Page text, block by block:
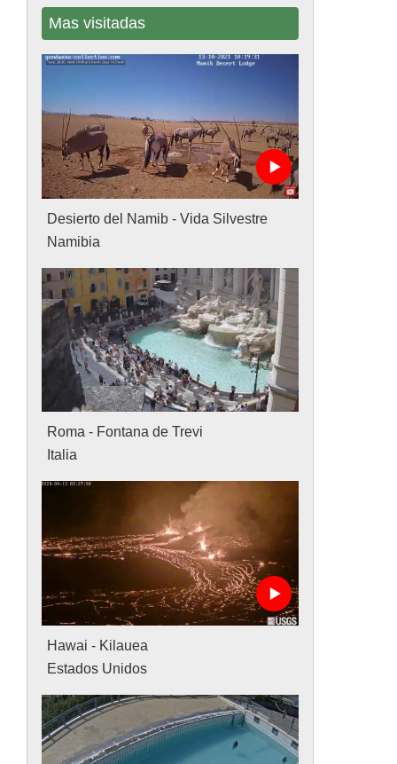
Mas visitadas
Desierto del Namib - Vida Silvestre
Namibia
Roma - Fontana de Trevi
Italia
Hawai - Kilauea
Estados Unidos